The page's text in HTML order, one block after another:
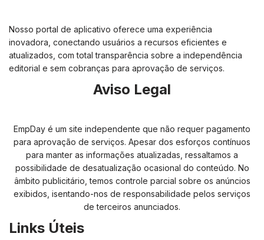
Nosso portal de aplicativo oferece uma experiência
inovadora, conectando usuários a recursos eficientes e
atualizados, com total transparência sobre a independência
editorial e sem cobranças para aprovação de serviços.
Aviso Legal
EmpDay é um site independente que não requer pagamento
para aprovação de serviços. Apesar dos esforços contínuos
para manter as informações atualizadas, ressaltamos a
possibilidade de desatualização ocasional do conteúdo. No
âmbito publicitário, temos controle parcial sobre os anúncios
exibidos, isentando-nos de responsabilidade pelos serviços
de terceiros anunciados.
Links Úteis